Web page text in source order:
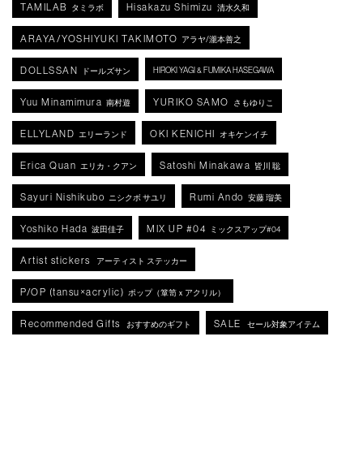
TAMILAB タミラボ Hisakazu Shimizu 清水久和
ARAYA/YOSHIYUKI TAKIMOTO アラヤ/瀧本善之
DOLLSSAN ドールズサン HIROKI YAGI & FUMIKA HASEGAWA
Yuu Minamimura 南村遊 YURIKO SAMO さもゆりこ
ELLYLAND エリーランド OKI KENICHI オキケンイチ
Erica Quan エリカ・クアン Satoshi Minakawa 皆川 聡
Sayuri Nishikubo ニシクボ サユリ Rumi Ando 安藤 瑠美
Yoshiko Hada 波田佳子 MIX UP #04 ミックスアップ#04
Artist stickers アーティスト ステッカー
P/OP (tansu×acrylic) ポップ（箪笥ｘアクリル）
Recommended Gifts おすすめのギフト SALE セール対象アイテム